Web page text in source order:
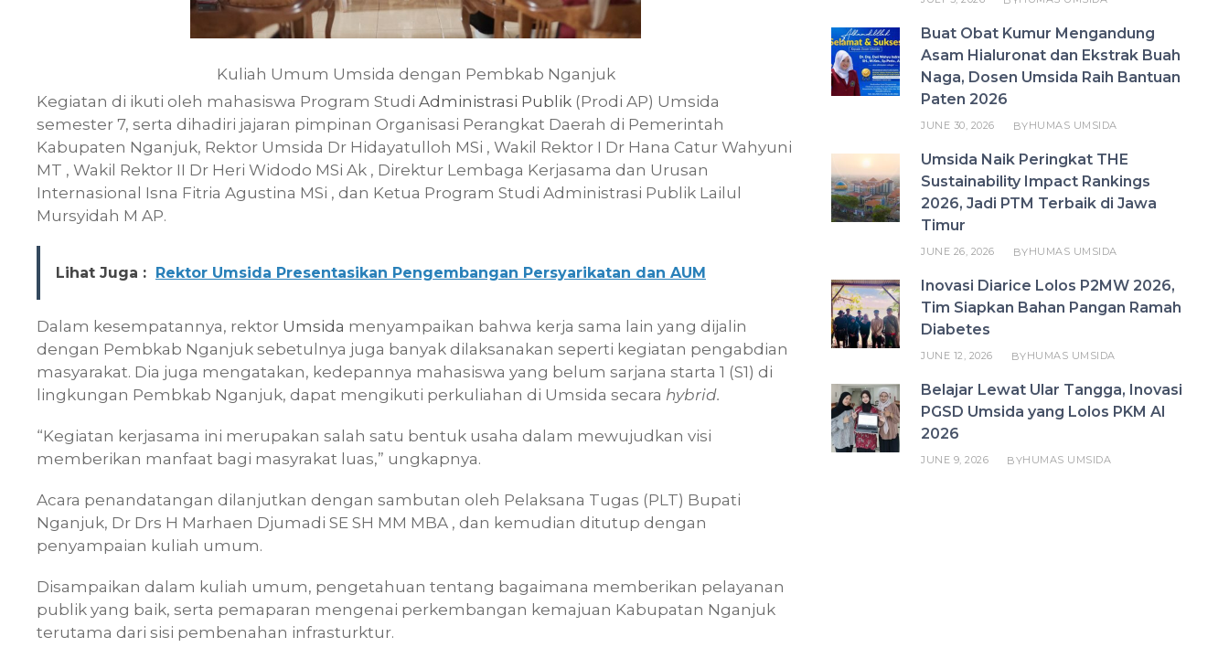
Kuliah Umum Umsida dengan Pembkab Nganjuk
Kegiatan di ikuti oleh mahasiswa Program Studi Administrasi Publik (Prodi AP) Umsida
semester 7, serta dihadiri jajaran pimpinan Organisasi Perangkat Daerah di Pemerintah
Kabupaten Nganjuk, Rektor Umsida Dr Hidayatulloh MSi , Wakil Rektor I Dr Hana Catur Wahyuni
MT , Wakil Rektor II Dr Heri Widodo MSi Ak , Direktur Lembaga Kerjasama dan Urusan
Internasional Isna Fitria Agustina MSi , dan Ketua Program Studi Administrasi Publik Lailul
Mursyidah M AP.
Lihat Juga : Rektor Umsida Presentasikan Pengembangan Persyarikatan dan AUM
Dalam kesempatannya, rektor Umsida menyampaikan bahwa kerja sama lain yang dijalin
dengan Pembkab Nganjuk sebetulnya juga banyak dilaksanakan seperti kegiatan pengabdian
masyarakat. Dia juga mengatakan, kedepannya mahasiswa yang belum sarjana starta 1 (S1) di
lingkungan Pembkab Nganjuk, dapat mengikuti perkuliahan di Umsida secara hybrid.
“Kegiatan kerjasama ini merupakan salah satu bentuk usaha dalam mewujudkan visi
memberikan manfaat bagi masyrakat luas,” ungkapnya.
Acara penandatangan dilanjutkan dengan sambutan oleh Pelaksana Tugas (PLT) Bupati
Nganjuk, Dr Drs H Marhaen Djumadi SE SH MM MBA , dan kemudian ditutup dengan
penyampaian kuliah umum.
Disampaikan dalam kuliah umum, pengetahuan tentang bagaimana memberikan pelayanan
publik yang baik, serta pemaparan mengenai perkembangan kemajuan Kabupatan Nganjuk
terutama dari sisi pembenahan infrasturktur.
Buat Obat Kumur Mengandung
Asam Hialuronat dan Ekstrak Buah
Naga, Dosen Umsida Raih Bantuan
Paten 2026
JUNE 30, 2026 BYHUMAS UMSIDA
Umsida Naik Peringkat THE
Sustainability Impact Rankings
2026, Jadi PTM Terbaik di Jawa
Timur
JUNE 26, 2026 BYHUMAS UMSIDA
Inovasi Diarice Lolos P2MW 2026,
Tim Siapkan Bahan Pangan Ramah
Diabetes
JUNE 12, 2026 BYHUMAS UMSIDA
Belajar Lewat Ular Tangga, Inovasi
PGSD Umsida yang Lolos PKM AI
2026
JUNE 9, 2026 BYHUMAS UMSIDA